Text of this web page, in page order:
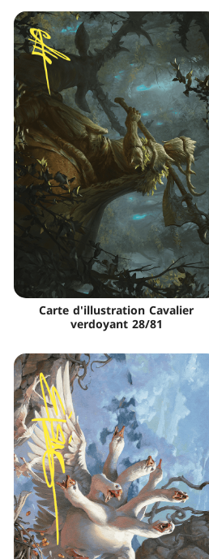
Carte d'illustration Cavalier
verdoyant 28/81